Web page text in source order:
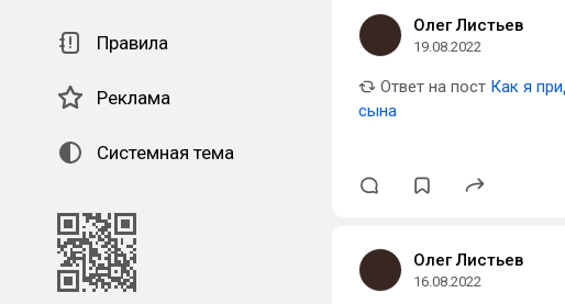
Правила
Реклама
Системная тема
Олег Листьев
19.08.2022
Ответ на пост Как я
сына
Олег Листьев
16.08.2022